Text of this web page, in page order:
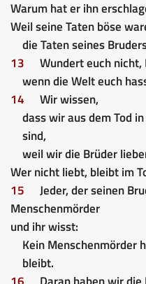
Warum hat er ihn
Weil seine Taten böse
die Taten seines
13
Wundert euch
wenn die Welt euch
14
Wir wissen,
dass wir aus dem Tod
sind,
weil wir die Brüder
Wer nicht liebt, bleibt im
15
Jeder, der seinen
Menschenmörder
und ihr wisst:
Kein Menschenmörder
bleibt.